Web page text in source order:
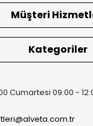
Müşteri
Kategoriler
Cumartesi 09:00 -